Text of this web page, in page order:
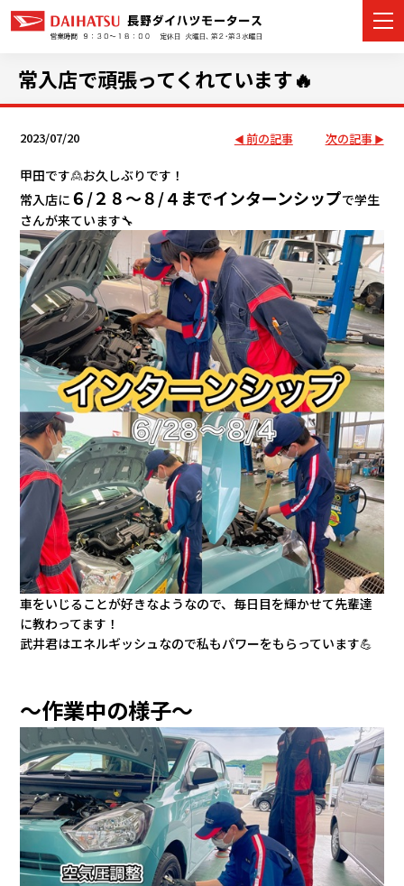
カーラインナップ
店舗情報
イベント・キャンペーン
ご購入者サポート
アフターサポート
会社情報
カタ
リコ
お問
常入店で頑張ってくれています🔥
2023/07/20 前の記事 次の記事
甲田です🙎お久しぶりです！
常入店に ６/２８～８/４までインターンシップで学生
さんが来ています🔧
車をいじることが好きなようなので、毎日目を輝かせて先輩達
に教わってます！
武井君はエネルギッシュなので私もパワーをもらっています💪
～作業中の様子～